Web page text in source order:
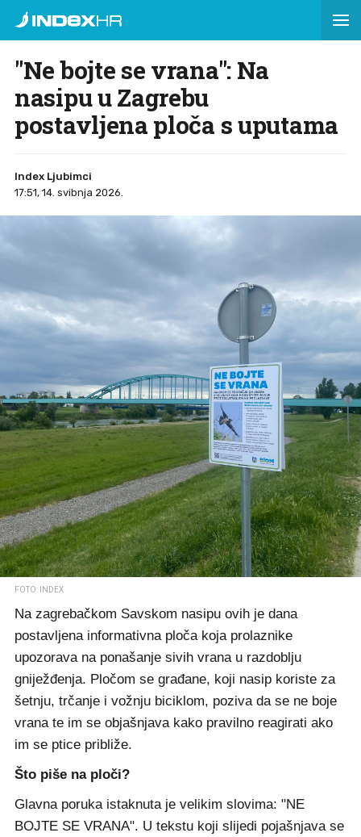
"Ne bojte se vrana": Na
nasipu u Zagrebu
postavljena ploča s uputama
Index Ljubimci
17:51, 14. svibnja 2026.
FOTO: INDEX
Na zagrebačkom Savskom nasipu ovih je dana
postavljena informativna ploča koja prolaznike
upozorava na ponašanje sivih vrana u razdoblju
gniježđenja. Pločom se građane, koji nasip koriste za
šetnju, trčanje i vožnju biciklom, poziva da se ne boje
vrana te im se objašnjava kako pravilno reagirati ako
im se ptice približe.
Što piše na ploči?
Glavna poruka istaknuta je velikim slovima: "NE
BOJTE SE VRANA". U tekstu koji slijedi pojašnjava se